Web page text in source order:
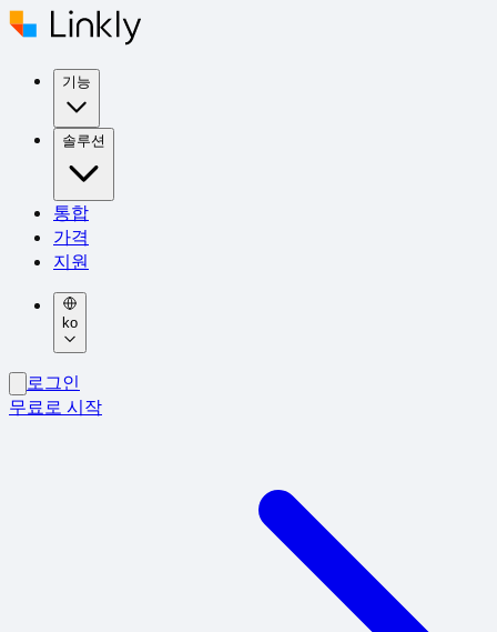
기능
솔루션
통합
가격
지원
ko
로그인
무료로 시작